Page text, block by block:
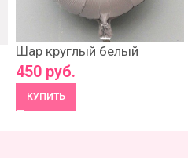
Шар круглый белый
450 руб.
КУПИТЬ